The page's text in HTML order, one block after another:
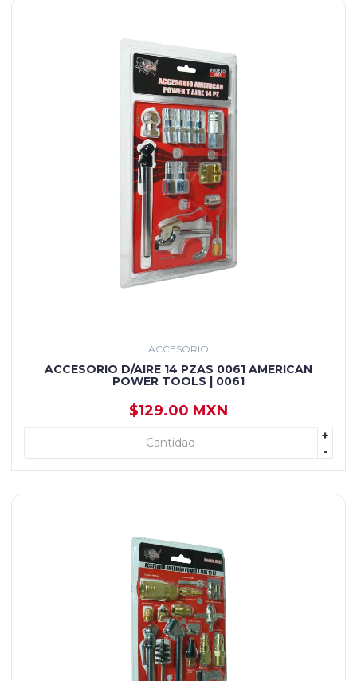
ACCESORIO
ACCESORIO D/AIRE 14 PZAS 0061 AMERICAN
POWER TOOLS | 0061
$129.00 MXN
+
-
+ AGREGAR